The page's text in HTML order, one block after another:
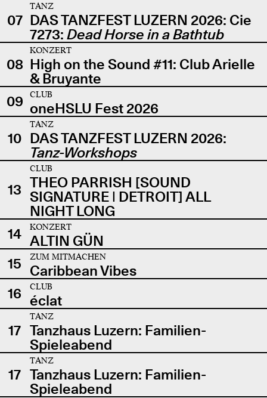
07
TANZ
DAS TANZFEST LUZERN 2026: Cie
7273: Dead Horse in a Bathtub
08
KONZERT
High on the Sound #11: Club Arielle
& Bruyante
09
CLUB
oneHSLU Fest 2026
10
TANZ
DAS TANZFEST LUZERN 2026:
Tanz-Workshops
13
CLUB
THEO PARRISH [SOUND
SIGNATURE | DETROIT] ALL
NIGHT LONG
14
KONZERT
ALTIN GÜN
15
ZUM MITMACHEN
Caribbean Vibes
16
CLUB
éclat
17
TANZ
Tanzhaus Luzern: Familien-
Spieleabend
17
TANZ
Tanzhaus Luzern: Familien-
Spieleabend